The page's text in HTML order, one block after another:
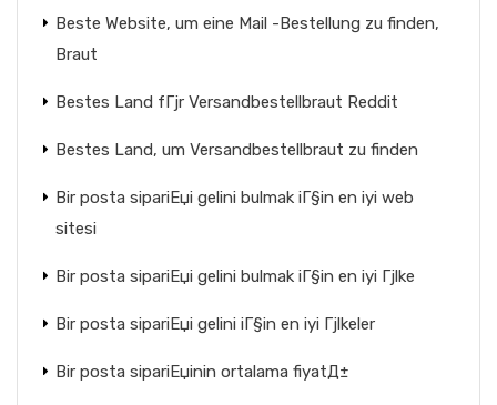
Beste Website, um eine Mail -Bestellung zu finden,
Braut
Bestes Land fГјr Versandbestellbraut Reddit
Bestes Land, um Versandbestellbraut zu finden
Bir posta sipariЕџi gelini bulmak iГ§in en iyi web
sitesi
Bir posta sipariЕџi gelini bulmak iГ§in en iyi Гјlke
Bir posta sipariЕџi gelini iГ§in en iyi Гјlkeler
Bir posta sipariЕџinin ortalama fiyatД±